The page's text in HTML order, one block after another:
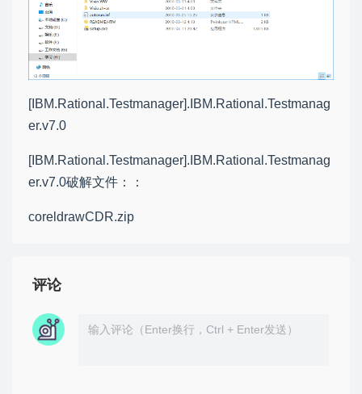
[IBM.Rational.Testmanager].IBM.Rational.Testmanag
er.v7.0
[IBM.Rational.Testmanager].IBM.Rational.Testmanag
er.v7.0破解文件：：
coreldrawCDR.zip
评论